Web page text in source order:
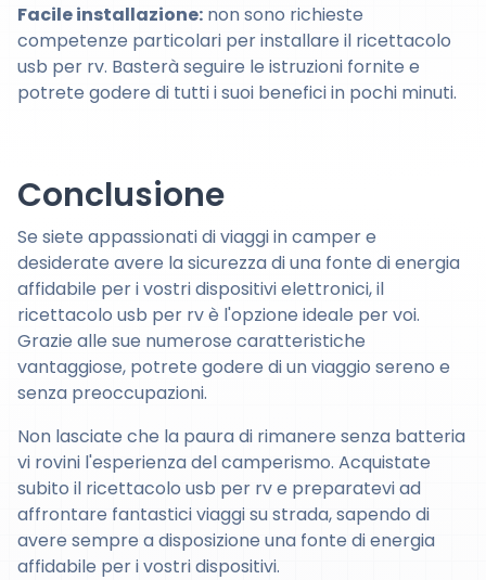
Facile installazione: non sono richieste
competenze particolari per installare il ricettacolo
usb per rv. Basterà seguire le istruzioni fornite e
potrete godere di tutti i suoi benefici in pochi minuti.
Conclusione
Se siete appassionati di viaggi in camper e
desiderate avere la sicurezza di una fonte di energia
affidabile per i vostri dispositivi elettronici, il
ricettacolo usb per rv è l'opzione ideale per voi.
Grazie alle sue numerose caratteristiche
vantaggiose, potrete godere di un viaggio sereno e
senza preoccupazioni.
Non lasciate che la paura di rimanere senza batteria
vi rovini l'esperienza del camperismo. Acquistate
subito il ricettacolo usb per rv e preparatevi ad
affrontare fantastici viaggi su strada, sapendo di
avere sempre a disposizione una fonte di energia
affidabile per i vostri dispositivi.